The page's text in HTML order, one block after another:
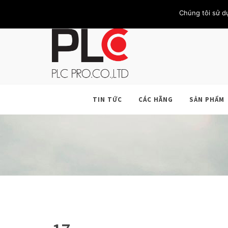
KHÁCH HÀNG LIÊN HỆ
TIN TỨC CÁC HÃNG SẢN PHẨM
Chúng tôi sử